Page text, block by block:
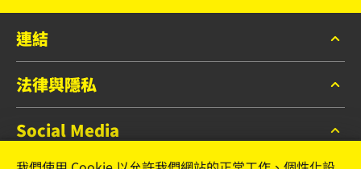
連結
MANN-FILTER 目錄
MANN-FILTER 庫存的經銷商
通訊
法律與隱私
資料隱私
法律聲明
Social Media